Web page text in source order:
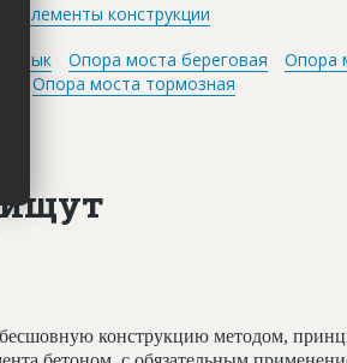
Элементы конструкции
Бык Опора моста береговая Опора
Опора моста тормозная
ищут
конструкцию методом,